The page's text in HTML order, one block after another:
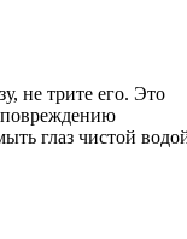
не трите его. Это
повреждению
глаз чистой